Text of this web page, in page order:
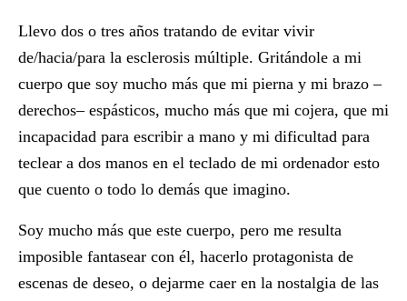
Llevo dos o tres años tratando de evitar vivir
de/hacia/para la esclerosis múltiple. Gritándole a mi
cuerpo que soy mucho más que mi pierna y mi brazo –
derechos– espásticos, mucho más que mi cojera, que mi
incapacidad para escribir a mano y mi dificultad para
teclear a dos manos en el teclado de mi ordenador esto
que cuento o todo lo demás que imagino.
Soy mucho más que este cuerpo, pero me resulta
imposible fantasear con él, hacerlo protagonista de
escenas de deseo, o dejarme caer en la nostalgia de las